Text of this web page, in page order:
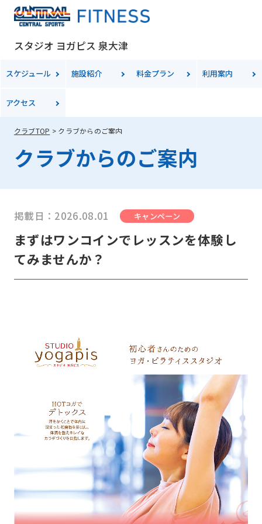
スタジオ ヨガピス 泉大津
スケジュール 施設紹介 料金プラン 利用案内
アクセス
クラブTOP クラブからのご案内
クラブからのご案内
掲載日：2026.08.01 キャンペーン
まずはワンコインでレッスンを体験し
てみませんか？